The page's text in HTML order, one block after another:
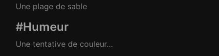
Une plage de sable
#Humeur
Une tentative de couleur…